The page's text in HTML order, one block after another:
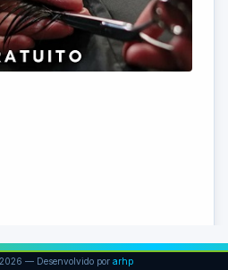
— Desenvolvido por arhp